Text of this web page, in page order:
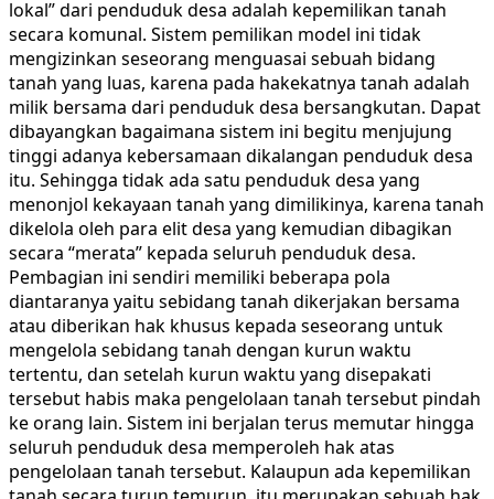
lokal” dari penduduk desa adalah kepemilikan tanah
secara komunal. Sistem pemilikan model ini tidak
mengizinkan seseorang menguasai sebuah bidang
tanah yang luas, karena pada hakekatnya tanah adalah
milik bersama dari penduduk desa bersangkutan. Dapat
dibayangkan bagaimana sistem ini begitu menjujung
tinggi adanya kebersamaan dikalangan penduduk desa
itu. Sehingga tidak ada satu penduduk desa yang
menonjol kekayaan tanah yang dimilikinya, karena tanah
dikelola oleh para elit desa yang kemudian dibagikan
secara “merata” kepada seluruh penduduk desa.
Pembagian ini sendiri memiliki beberapa pola
diantaranya yaitu sebidang tanah dikerjakan bersama
atau diberikan hak khusus kepada seseorang untuk
mengelola sebidang tanah dengan kurun waktu
tertentu, dan setelah kurun waktu yang disepakati
tersebut habis maka pengelolaan tanah tersebut pindah
ke orang lain. Sistem ini berjalan terus memutar hingga
seluruh penduduk desa memperoleh hak atas
pengelolaan tanah tersebut. Kalaupun ada kepemilikan